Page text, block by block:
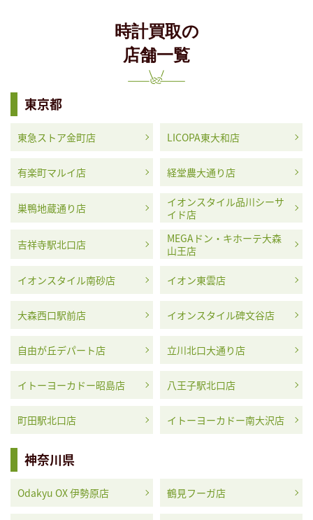
時計買取の
店舗一覧
東京都
東急ストア金町店 LICOPA東大和店
有楽町マルイ店 経堂農大通り店
巣鴨地蔵通り店
イオンスタイル品川シーサ
イド店
吉祥寺駅北口店
MEGAドン・キホーテ大森
山王店
イオンスタイル南砂店 イオン東雲店
大森西口駅前店 イオンスタイル碑文谷店
自由が丘デパート店 立川北口大通り店
イトーヨーカドー昭島店 八王子駅北口店
町田駅北口店 イトーヨーカドー南大沢店
神奈川県
Odakyu OX 伊勢原店 鶴見フーガ店